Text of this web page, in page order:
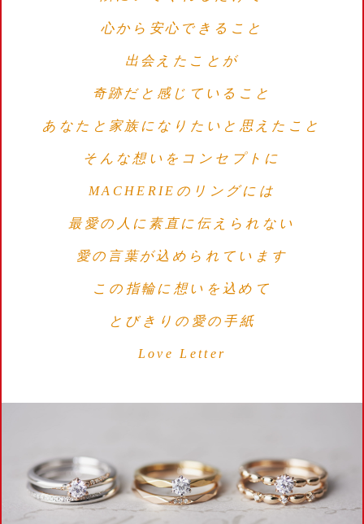
心から安心できること
出会えたことが
奇跡だと感じていること
あなたと家族になりたいと思えたこと
そんな想いをコンセプトに
MACHERIEのリングには
最愛の人に素直に伝えられない
愛の言葉が込められています
この指輪に想いを込めて
とびきりの愛の手紙
Love Letter